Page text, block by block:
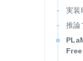
実装
推論